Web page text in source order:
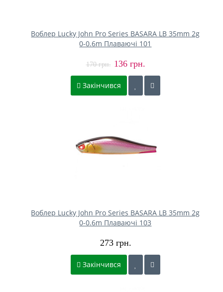
Воблер Lucky John Pro Series BASARA LB 35mm 2g
0-0.6m Плаваючі 101
170 грн. 136 грн.
Закінчився
Воблер Lucky John Pro Series BASARA LB 35mm 2g
0-0.6m Плаваючі 103
273 грн.
Закінчився